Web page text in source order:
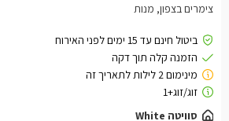
צימרים בצפון, מנות
סוויטה White